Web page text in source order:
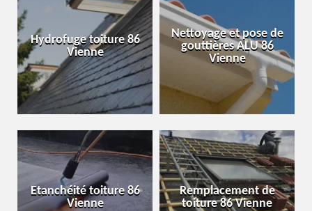
Hydrofuge toiture 86
Vienne
Nettoyage et pose de
gouttières ALU 86
Vienne
Etanchéité toiture 86
Vienne
Remplacement de
toiture 86 Vienne